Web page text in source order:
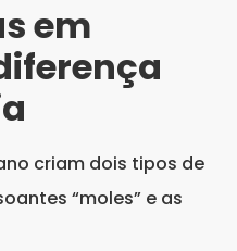
em
criam dois tipos de
“moles” e as